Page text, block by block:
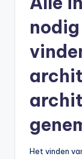
Het vinden